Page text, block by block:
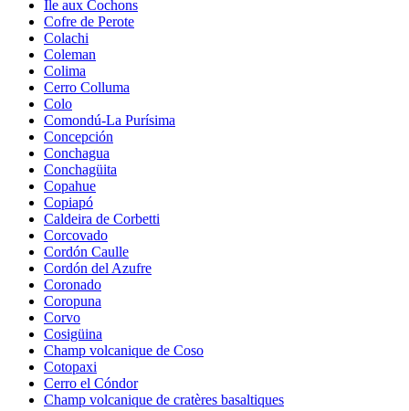
Île aux Cochons
Cofre de Perote
Colachi
Coleman
Colima
Cerro Colluma
Colo
Comondú-La Purísima
Concepción
Conchagua
Conchagüita
Copahue
Copiapó
Caldeira de Corbetti
Corcovado
Cordón Caulle
Cordón del Azufre
Coronado
Coropuna
Corvo
Cosigüina
Champ volcanique de Coso
Cotopaxi
Cerro el Cóndor
Champ volcanique de cratères basaltiques